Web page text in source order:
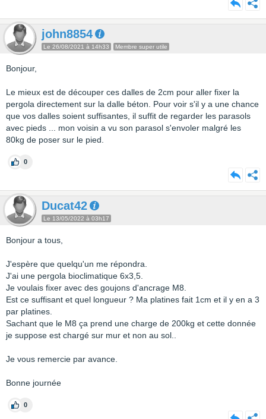
john8854
Le 26/08/2021 à 14h33 Membre super utile
Bonjour,
Le mieux est de découper ces dalles de 2cm pour aller fixer la
pergola directement sur la dalle béton. Pour voir s'il y a une chance
que vos dalles soient suffisantes, il suffit de regarder les parasols
avec pieds ... mon voisin a vu son parasol s'envoler malgré les
80kg de poser sur le pied.
0
Ducat42
Le 13/05/2022 à 03h17
Bonjour a tous,
J'espère que quelqu'un me répondra.
J'ai une pergola bioclimatique 6x3,5.
Je voulais fixer avec des goujons d'ancrage M8.
Est ce suffisant et quel longueur ? Ma platines fait 1cm et il y en a 3
par platines.
Sachant que le M8 ça prend une charge de 200kg et cette donnée
je suppose est chargé sur mur et non au sol..
Je vous remercie par avance.
Bonne journée
0